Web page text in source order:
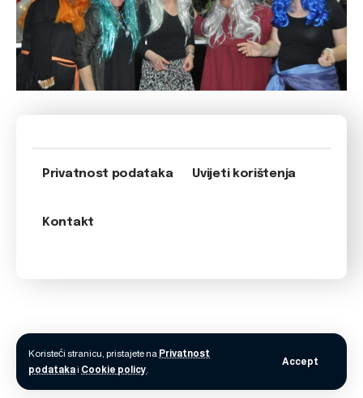
Koristeći stranicu, pristajete na Privatnost
podatakai Cookie policy.
Accept
Privatnost podataka Uvijeti korištenja
Kontakt